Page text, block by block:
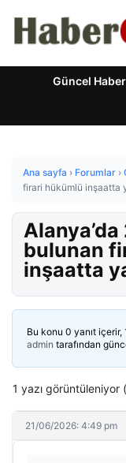
Güncel
Ana sayfa › Forumlar ›
firari hükümlü inşaatta
Alanya’da
bulunan
inşaatta
Bu konu 0 yanıt içerir,
admin tarafından
1 yazı görüntüleniyor
21/06/2026: 4:49 pm